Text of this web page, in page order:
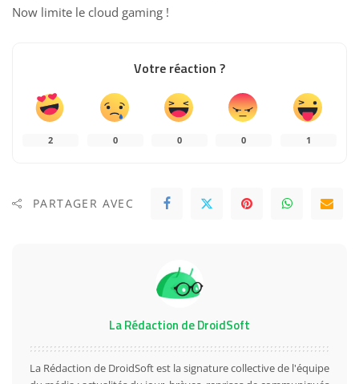
Now limite le cloud gaming !
Votre réaction ?
2 0 0 0 1
PARTAGER AVEC
La Rédaction de DroidSoft
La Rédaction de DroidSoft est la signature collective de l'équipe